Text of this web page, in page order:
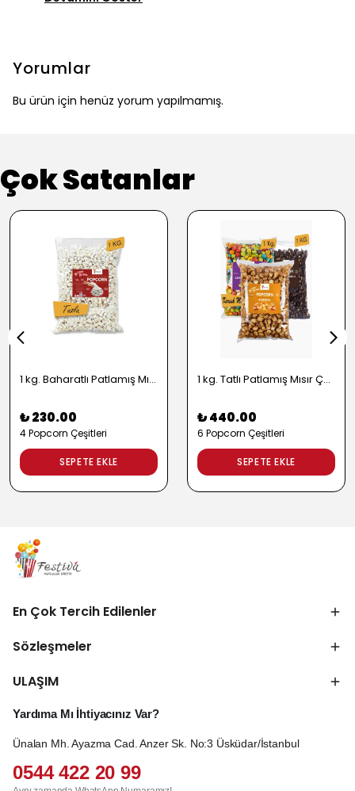
Yorumlar
Bu ürün için henüz yorum yapılmamış.
Çok Satanlar
1 kg. Baharatlı Patlamış Mısır Çeşitleri - 2724
₺ 230.00
4 Popcorn Çeşitleri
SEPETE EKLE
1 kg. Tatlı Patlamış Mısır Çeşitleri - 2722
₺ 440.00
6 Popcorn Çeşitleri
SEPETE EKLE
En Çok Tercih Edilenler
Sözleşmeler
ULAŞIM
Yardıma Mı İhtiyacınız Var?
Ünalan Mh. Ayazma Cad. Anzer Sk. No:3 Üsküdar/İstanbul
0544 422 20 99